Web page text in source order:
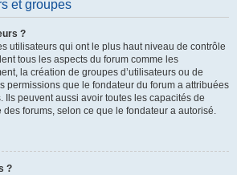
et groupes
?
utilisateurs qui ont le plus haut niveau de contrôle
tous les aspects du forum comme les
la création de groupes d’utilisateurs ou de
permissions que le fondateur du forum a attribuées
Ils peuvent aussi avoir toutes les capacités de
des forums, selon ce que le fondateur a autorisé.
?